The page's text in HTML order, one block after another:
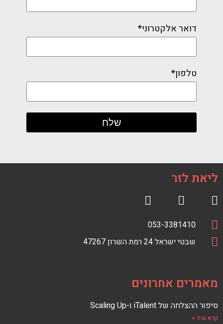
דואר אלקטרוני*
טלפון*
ליאת לזר
o
k
F
D
טלפון
מספר
053-3381410
כתובת
כתובת
שבטי ישראל 24 רמת השרון 47267
מאמרים אחרונים
סיפור ההצלחה של iTalent ו-Scaling Up
קרא עוד »